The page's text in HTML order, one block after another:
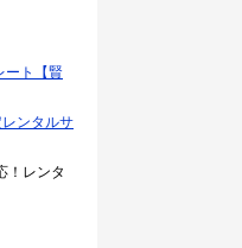
ート【賢
ンタルサ
！レンタ